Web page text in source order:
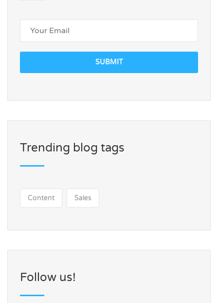
SUBMIT
Trending blog tags
Content Sales
Follow us!